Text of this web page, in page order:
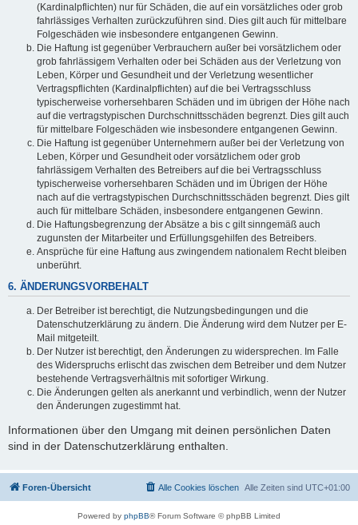
(Kardinalpflichten) nur für Schäden, die auf ein vorsätzliches oder grob
fahrlässiges Verhalten zurückzuführen sind. Dies gilt auch für mittelbare
Folgeschäden wie insbesondere entgangenen Gewinn.
Die Haftung ist gegenüber Verbrauchern außer bei vorsätzlichem oder
grob fahrlässigem Verhalten oder bei Schäden aus der Verletzung von
Leben, Körper und Gesundheit und der Verletzung wesentlicher
Vertragspflichten (Kardinalpflichten) auf die bei Vertragsschluss
typischerweise vorhersehbaren Schäden und im übrigen der Höhe nach
auf die vertragstypischen Durchschnittsschäden begrenzt. Dies gilt auch
für mittelbare Folgeschäden wie insbesondere entgangenen Gewinn.
Die Haftung ist gegenüber Unternehmern außer bei der Verletzung von
Leben, Körper und Gesundheit oder vorsätzlichem oder grob
fahrlässigem Verhalten des Betreibers auf die bei Vertragsschluss
typischerweise vorhersehbaren Schäden und im Übrigen der Höhe
nach auf die vertragstypischen Durchschnittsschäden begrenzt. Dies gilt
auch für mittelbare Schäden, insbesondere entgangenen Gewinn.
Die Haftungsbegrenzung der Absätze a bis c gilt sinngemäß auch
zugunsten der Mitarbeiter und Erfüllungsgehilfen des Betreibers.
Ansprüche für eine Haftung aus zwingendem nationalem Recht bleiben
unberührt.
6. ÄNDERUNGSVORBEHALT
Der Betreiber ist berechtigt, die Nutzungsbedingungen und die
Datenschutzerklärung zu ändern. Die Änderung wird dem Nutzer per E-
Mail mitgeteilt.
Der Nutzer ist berechtigt, den Änderungen zu widersprechen. Im Falle
des Widerspruchs erlischt das zwischen dem Betreiber und dem Nutzer
bestehende Vertragsverhältnis mit sofortiger Wirkung.
Die Änderungen gelten als anerkannt und verbindlich, wenn der Nutzer
den Änderungen zugestimmt hat.
Informationen über den Umgang mit deinen persönlichen Daten
sind in der Datenschutzerklärung enthalten.
Foren-Übersicht Alle Zeiten sind UTC+01:00
Alle Cookies löschen
Powered by phpBB® Forum Software © phpBB Limited